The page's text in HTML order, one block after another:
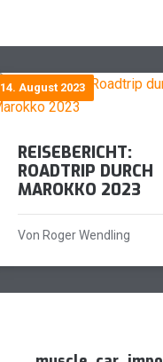
14. August 2023
REISEBERICHT:
ROADTRIP DURCH
MAROKKO 2023
Von Roger Wendling